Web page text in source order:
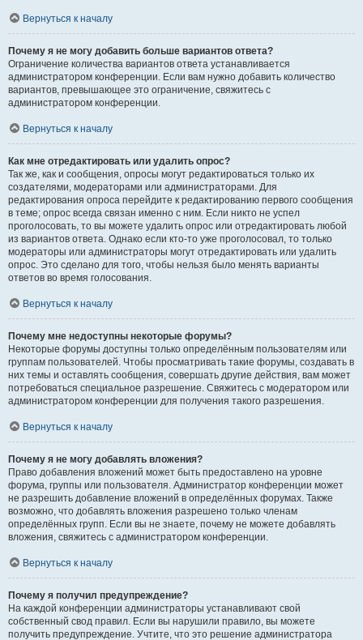
Вернуться к началу
Почему я не могу добавить больше вариантов ответа?
Ограничение количества вариантов ответа устанавливается
администратором конференции. Если вам нужно добавить количество
вариантов, превышающее это ограничение, свяжитесь с
администратором конференции.
Вернуться к началу
Как мне отредактировать или удалить опрос?
Так же, как и сообщения, опросы могут редактироваться только их
создателями, модераторами или администраторами. Для
редактирования опроса перейдите к редактированию первого сообщения
в теме; опрос всегда связан именно с ним. Если никто не успел
проголосовать, то вы можете удалить опрос или отредактировать любой
из вариантов ответа. Однако если кто-то уже проголосовал, то только
модераторы или администраторы могут отредактировать или удалить
опрос. Это сделано для того, чтобы нельзя было менять варианты
ответов во время голосования.
Вернуться к началу
Почему мне недоступны некоторые форумы?
Некоторые форумы доступны только определённым пользователям или
группам пользователей. Чтобы просматривать такие форумы, создавать в
них темы и оставлять сообщения, совершать другие действия, вам может
потребоваться специальное разрешение. Свяжитесь с модератором или
администратором конференции для получения такого разрешения.
Вернуться к началу
Почему я не могу добавлять вложения?
Право добавления вложений может быть предоставлено на уровне
форума, группы или пользователя. Администратор конференции может
не разрешить добавление вложений в определённых форумах. Также
возможно, что добавлять вложения разрешено только членам
определённых групп. Если вы не знаете, почему не можете добавлять
вложения, свяжитесь с администратором конференции.
Вернуться к началу
Почему я получил предупреждение?
На каждой конференции администраторы устанавливают свой
собственный свод правил. Если вы нарушили правило, вы можете
получить предупреждение. Учтите, что это решение администратора